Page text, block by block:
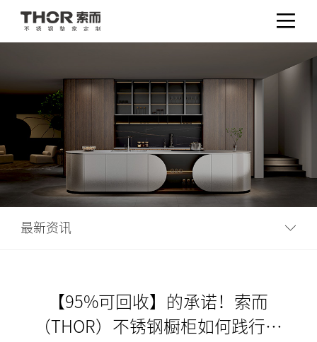
最新资讯
【95%可回收】的承诺！索而
（THOR）不锈钢橱柜如何践行可